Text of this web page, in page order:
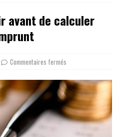
avant de calculer
Commentaires fermés